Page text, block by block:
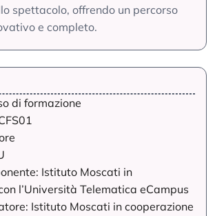
spettacolo, offrendo un percorso
e completo.
di formazione
Istituto Moscati in
l’Università Telematica eCampus
Istituto Moscati in cooperazione